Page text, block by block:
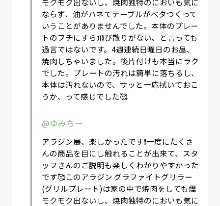
ならず、油がハネてテーブルがベタつくって
いうことがありませんでした。本体のプレー
トのフチにすら飛び散りがない、と言っても
過言ではないです。4週連続日曜日のお昼、
焼肉しちゃいました。後片付けも本当にラク
でした。プレートの汚れは簡単に落ちるし、
本体は汚れないので、サッと一応拭いておこ
うか、って感じでした🥰
@ゆみちー
アラジン展、楽しかったです❗️一度にたくさ
んの商品を目にし触れることが出来て、スタ
ッフさんのご説明も楽しくわかりやすかった
です🥰このアラジン グラファイトグリラー
(グリルプレート)は家の中で焼肉をしても煙
モクモク出ないし、焼肉独特のにおいも気に